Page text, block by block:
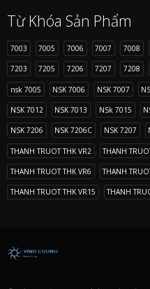
Từ Khóa Sản Phẩm
7003 7005 7006 7007 7008
7203 7205 7206 7207 7208
nsk 7005 NSK 7006 NSK 7007
NSK 7012 NSK 7013 NSk 7015
NSK 7206 NSK 7206C NSK 7207
THANH TRUOT THK VR2 THANH
THANH TRUOT THK VR6 THANH
THANH TRUOT THK VR15 THANH